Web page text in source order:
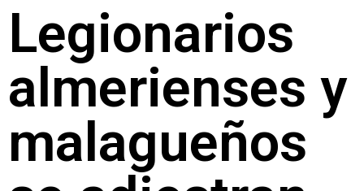
Legionarios
almerienses y
malagueños